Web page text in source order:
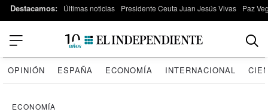
Destacamos: Últimas noticias Presidente Ceuta Juan Jesús Vivas Paz
OPINIÓN ESPAÑA ECONOMÍA INTERNACIONAL
ECONOMÍA